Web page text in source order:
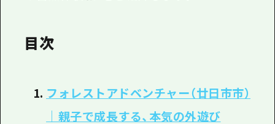
関連リンク
目次
フォレストアドベンチャー（廿日市市）
｜親子で成長する、本気の外遊び